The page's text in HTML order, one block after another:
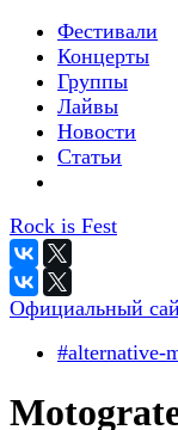
Фестивали
Концерты
Группы
Лайвы
Новости
Статьи
Rock is Fest
Официальный
#alternative-